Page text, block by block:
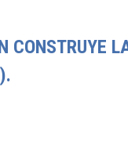
CONSTRUYE